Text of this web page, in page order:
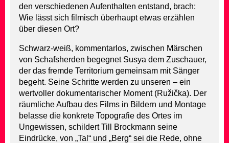
den verschiedenen Aufenthalten entstand, brach:
Wie lässt sich filmisch überhaupt etwas erzählen
über diesen Ort?
Schwarz-weiß, kommentarlos, zwischen Märschen
von Schafsherden begegnet Susya dem Zuschauer,
der das fremde Territorium gemeinsam mit Sänger
begeht. Seine Schritte werden zu unseren – ein
wertvoller dokumentarischer Moment (Ružička). Der
räumliche Aufbau des Films in Bildern und Montage
belasse die konkrete Topografie des Ortes im
Ungewissen, schildert Till Brockmann seine
Eindrücke, von „Tal“ und „Berg“ sei die Rede, ohne